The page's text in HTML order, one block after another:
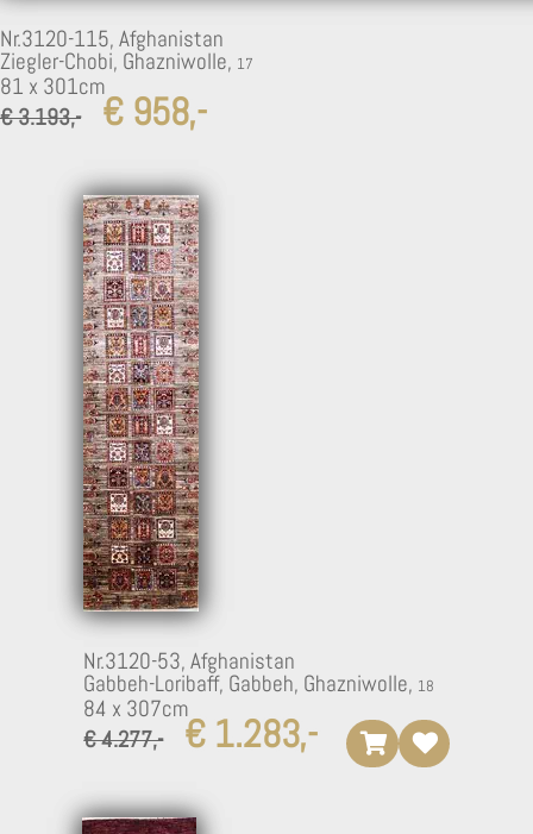
Nr.3120-115, Afghanistan
Ziegler-Chobi, Ghazniwolle,
81 x 301cm
€ 3.193,-
€ 958,-
Nr.3120-53,Afghanistan
Gabbeh-Loribaff, Gabbeh, Ghazniwolle,
84 x 307cm
€ 4.277,-
€ 1.283,-